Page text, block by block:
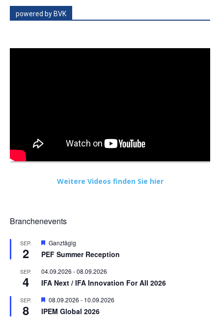
powered by BVK
Weitere Videos finden Sie hier
Branchenevents
SEP.
2
Hervorgehoben
Ganztägig
PEF Summer Reception
SEP.
4
04.09.2026 -08.09.2026
IFA Next / IFA Innovation For All 2026
SEP.
8
Hervorgehoben
08.09.2026 - 10.09.2026
IPEM Global 2026